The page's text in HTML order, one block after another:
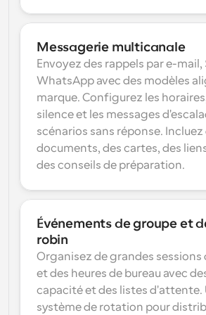
Messagerie multicanale
Envoyez des rappels par e-mail,
WhatsApp avec des modèles
marque. Configurez les
silence et les messages
scénarios sans réponse. Incluez
documents, des cartes, des
des conseils de préparation.
Événements de groupe et
robin
Organisez de grandes
et des heures de bureau avec
capacité et des listes d'attente.
système de rotation pour